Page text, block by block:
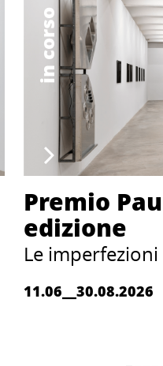
in corso
Premio
edizione
Le imperfezioni
11.06__30.08.2026